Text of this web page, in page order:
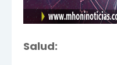
Salud: